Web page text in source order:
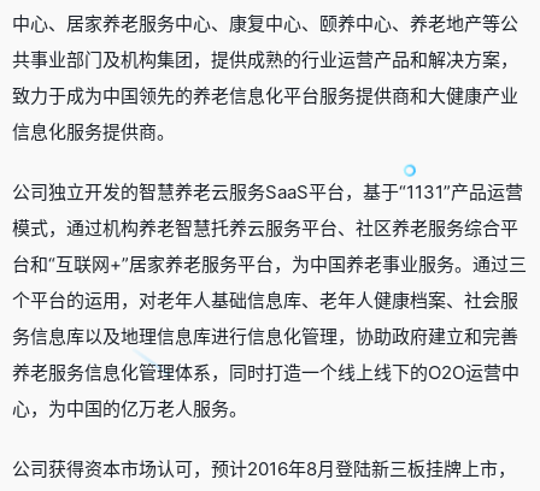
中心、居家养老服务中心、康复中心、颐养中心、养老地产等公
共事业部门及机构集团，提供成熟的行业运营产品和解决方案，
致力于成为中国领先的养老信息化平台服务提供商和大健康产业
信息化服务提供商。
公司独立开发的智慧养老云服务SaaS平台，基于“1131”产品运营
模式，通过机构养老智慧托养云服务平台、社区养老服务综合平
台和“互联网+”居家养老服务平台，为中国养老事业服务。通过三
个平台的运用，对老年人基础信息库、老年人健康档案、社会服
务信息库以及地理信息库进行信息化管理，协助政府建立和完善
养老服务信息化管理体系，同时打造一个线上线下的O2O运营中
心，为中国的亿万老人服务。
公司获得资本市场认可，预计2016年8月登陆新三板挂牌上市，